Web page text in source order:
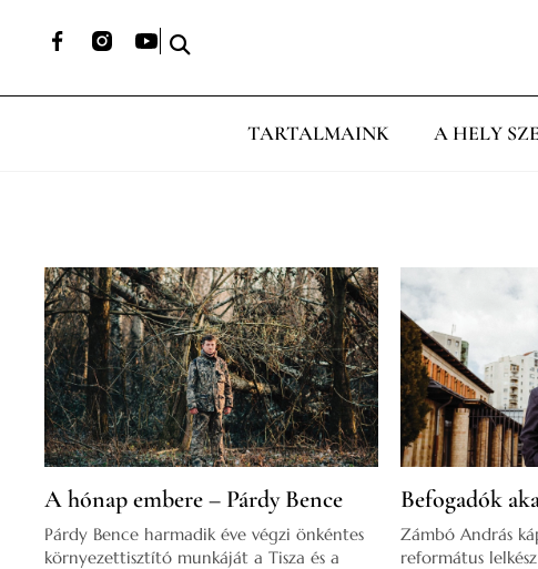
TARTALMAINK A HELY
A hónap embere – Párdy Bence
Párdy Bence harmadik éve végzi önkéntes
környezettisztító munkáját a Tisza és a
Befogadók
Zámbó András
református